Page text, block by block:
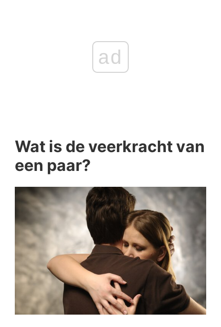
ad
Wat is de veerkracht van
een paar?